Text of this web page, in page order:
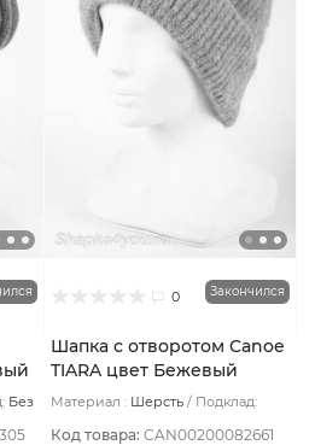
Без
0 Закончился
Шапка с отворотом Canoe
TIARA цвет Бежевый
Материал : Шерсть
Подклад:
Код товара: CAN00200082661